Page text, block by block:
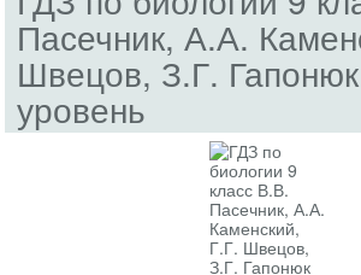
Пасечник, А.А.
Швецов, З.Г.
уровень